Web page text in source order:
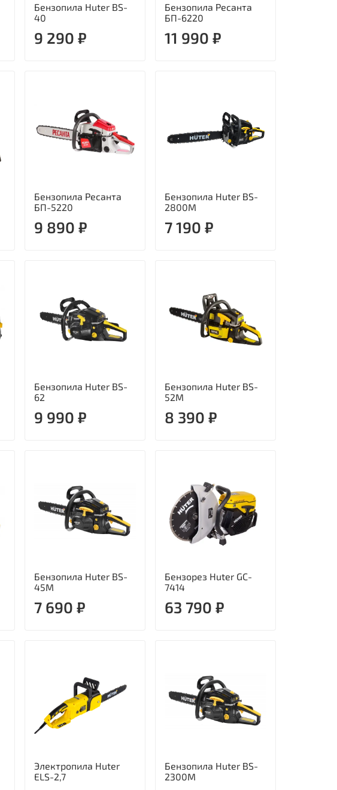
Бензопила Huter BS-
40
9 290 ₽
Бензопила Ресанта
БП-6220
11 990 ₽
Бензопила Ресанта
БП-5220
9 890 ₽
Бензопила Huter BS-
2800M
7 190 ₽
Бензопила Huter BS-
62
9 990 ₽
Бензопила Huter BS-
52M
8 390 ₽
Бензопила Huter BS-
45М
7 690 ₽
Бензорез Huter GC-
7414
63 790 ₽
Электропила Huter
ELS-2,7
Бензопила Huter BS-
2300М